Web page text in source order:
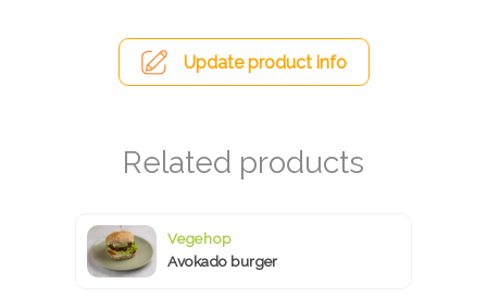
Update product info
Vegehop
Avokado burger